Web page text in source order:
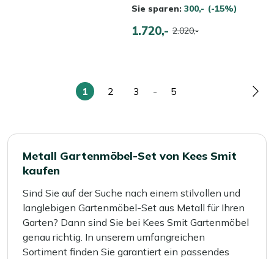
Sie sparen: 300,- (-15%)
1.720,- 2.020,-
Sie
Seite
1
Seite
2
Seite
3 -
Seite
5
Metall Gartenmöbel-Set von Kees Smit
kaufen
Sind Sie auf der Suche nach einem stilvollen und
langlebigen Gartenmöbel-Set aus Metall für Ihren
Garten? Dann sind Sie bei Kees Smit Gartenmöbel
genau richtig. In unserem umfangreichen
Sortiment finden Sie garantiert ein passendes